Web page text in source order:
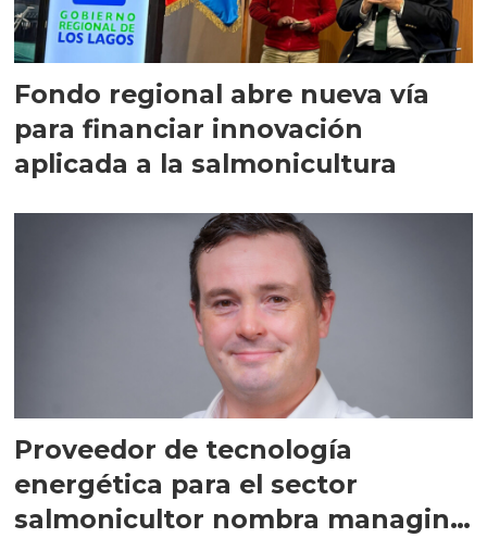
Fondo regional abre nueva vía
para financiar innovación
aplicada a la salmonicultura
Proveedor de tecnología
energética para el sector
salmonicultor nombra managing